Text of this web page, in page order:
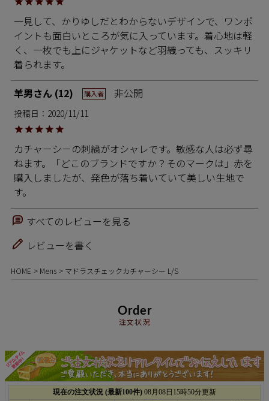
一見して、かりゆしだとわからないデザインで、ワンポ
イントも面白いところが気に入っています。着心地は軽
く、一枚でも上にジャケットなど羽織っても、スッキリ
着られます。
羊男 12 購入者 非公開
投稿日 2020/11/11
カチャーシーの刺繍がオシャレです。敏感な人は必ず尋
ねます。「どこのブランドですか？そのマークは」赤を
購入しましたが、発色が落ち着いていて美しい生地で
す。
すべてのレビューを見る
レビューを書く
HOME Mens マドラスチェックカチャーシー L/S
Order
注文状況